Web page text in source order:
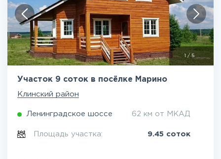
/5
Участок 9 соток в посёлке Марино
Клинский район
Ленинградское шоссе 62 км от МКАД
Площадь участка: 9.45 соток